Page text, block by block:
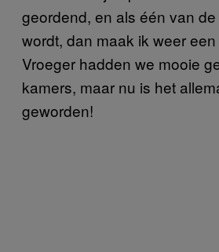
geordend, en als één van
wordt, dan maak ik weer
Vroeger hadden we mooie
kamers, maar nu is het
geworden!